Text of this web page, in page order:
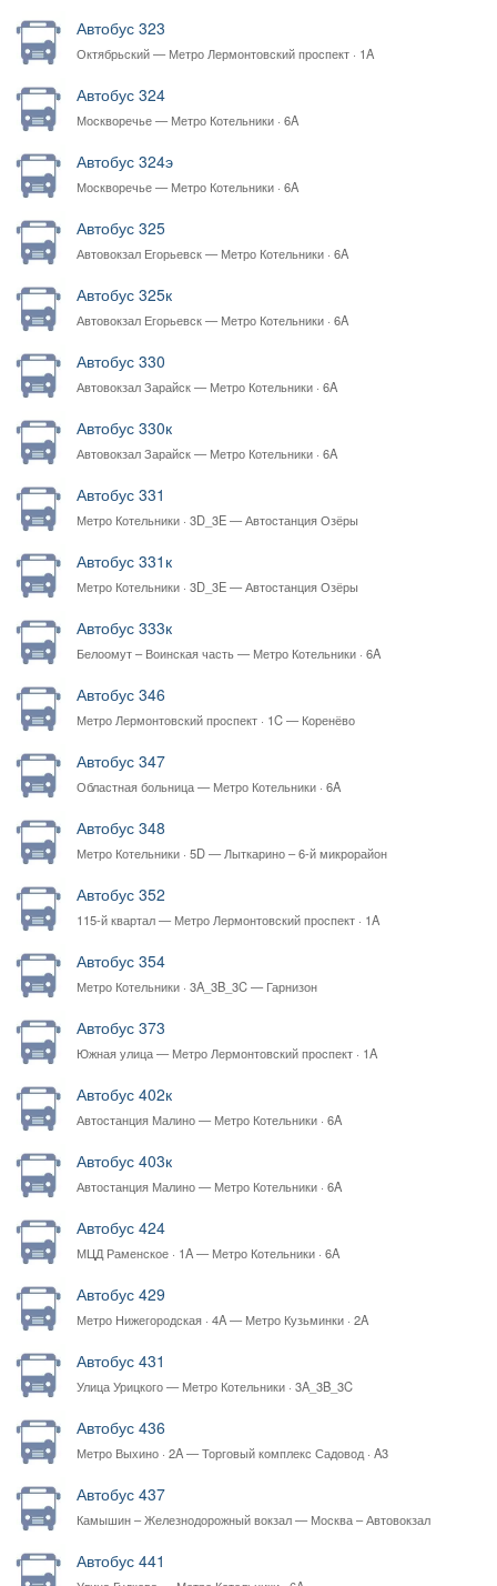
Автобус 323
Октябрьский — Метро Лермонтовский проспект · 1A
Автобус 324
Москворечье — Метро Котельники · 6A
Автобус 324э
Москворечье — Метро Котельники · 6A
Автобус 325
Автовокзал Егорьевск — Метро Котельники · 6A
Автобус 325к
Автовокзал Егорьевск — Метро Котельники · 6A
Автобус 330
Автовокзал Зарайск — Метро Котельники · 6A
Автобус 330к
Автовокзал Зарайск — Метро Котельники · 6A
Автобус 331
Метро Котельники · 3D_3E — Автостанция Озёры
Автобус 331к
Метро Котельники · 3D_3E — Автостанция Озёры
Автобус 333к
Белоомут – Воинская часть — Метро Котельники · 6A
Автобус 346
Метро Лермонтовский проспект · 1C — Коренёво
Автобус 347
Областная больница — Метро Котельники · 6A
Автобус 348
Метро Котельники · 5D — Лыткарино – 6-й микрорайон
Автобус 352
115-й квартал — Метро Лермонтовский проспект · 1A
Автобус 354
Метро Котельники · 3A_3B_3C — Гарнизон
Автобус 373
Южная улица — Метро Лермонтовский проспект · 1A
Автобус 402к
Автостанция Малино — Метро Котельники · 6A
Автобус 403к
Автостанция Малино — Метро Котельники · 6A
Автобус 424
МЦД Раменское · 1A — Метро Котельники · 6A
Автобус 429
Метро Нижегородская · 4A — Метро Кузьминки · 2A
Автобус 431
Улица Урицкого — Метро Котельники · 3A_3B_3C
Автобус 436
Метро Выхино · 2A — Торговый комплекс Садовод · A3
Автобус 437
Камышин – Железнодорожный вокзал — Москва – Автовокзал
Автобус 441